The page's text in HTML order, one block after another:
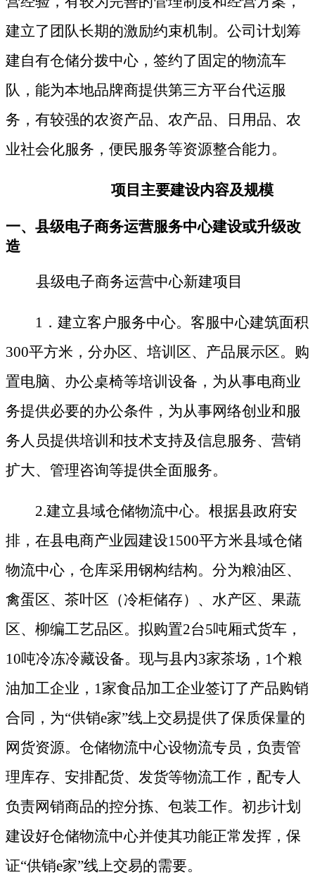
建立了团队长期的激励约束机制。公司 计划筹
建自有仓储分拨中心，签约了固定的物流车
队，能为本地品牌商提供第三方平台代运服
务 ， 有较强的农资产品、农产品、日用品、农
业社会化服务，便民服务等资源整合能力 。
项目主要建设内容及规模
一、县级电子商务运营服务中心建设或升级改
造
县级电子商务运营中心新建项目
1． 建立客户服务中心。 客服中心建筑面积
300平方米，分办区、培训区、产品展示区。购
置电脑、办公桌椅等培训设备，为从事电商业
务提供必要的办公条件，为从事网络创业和服
务人员提供培训和技术支持及信息服务、营销
扩大、管理咨询等提供全面服务。
2.建立县域仓储物流中心。根据县政府安
排 ，在县电商产业园建设1500平方米县域仓储
物流中心，仓库采用钢构结构。分为粮油区、
禽蛋区、茶叶区（冷柜储存）、水产区、果蔬
区、柳编工艺品区。拟购置2台5吨厢式货车，
10吨冷冻冷藏设备。现与县内3家茶场，1个粮
油加工企业，1家食品加工企业签订了产品购销
合同，为“供销e家”线上交易提供了保质保量的
网货资源。仓储物流中心设物流专员，负责管
理库存、安排配货、发货等物流工作，配专人
负责网销商品的控分拣、包装工作。初步计划
建设好仓储物流中心并使其功能正常发挥，保
证“供销e家”线上交易的需要。